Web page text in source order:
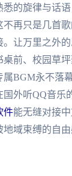
悉的旋律与话
再只是几首
让万里之外
前、校园草
BGM永不落
国外听QQ音乐
件能无缝对接
域束缚的自由